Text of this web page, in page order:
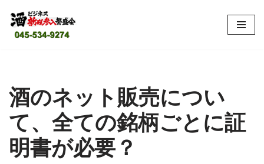
コ
ツ
へ
ス
キ
ッ
プ
酒のネット販売につい
て、全ての銘柄ごとに証
明書が必要？